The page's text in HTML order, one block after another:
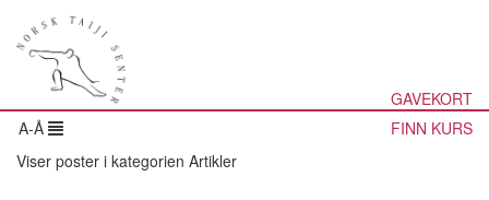
GAVEKORT
A-Å
FINN KURS
Viser poster i kategorien Artikler